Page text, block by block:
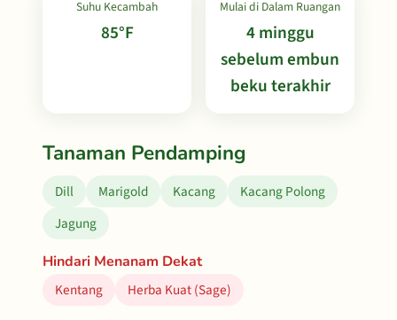
Suhu Kecambah
85°F
Mulai di Dalam Ruangan
4 minggu
sebelum embun
beku terakhir
Tanaman Pendamping
Dill Marigold Kacang
Kacang Polong
Jagung
Hindari Menanam Dekat
Kentang
Herba Kuat (Sage)